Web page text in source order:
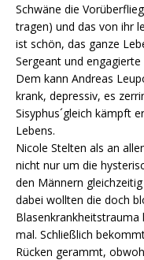
Schwäne die
tragen) und das von ihr
ist schön, das ganze
Sergeant und
Dem kann Andreas
krank, depressiv, es
Sisyphus´gleich kämpft
Lebens.
Nicole Stelten als an
nicht nur um die
den Männern
dabei wollten die doch
mal. Schließlich
Rücken gerammt,